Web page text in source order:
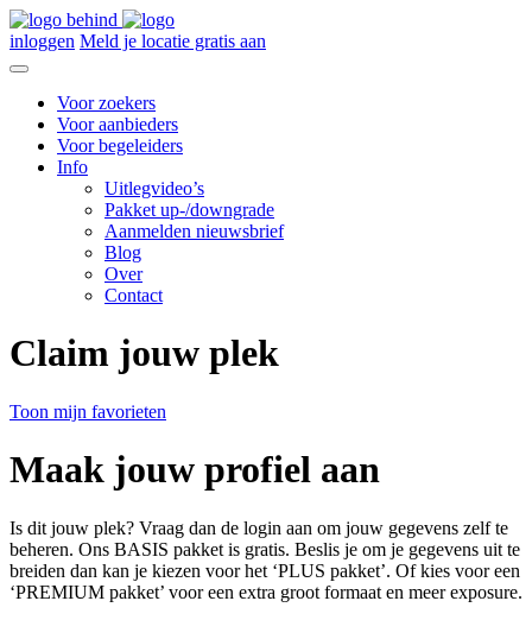
inloggen Meld je locatie gratis aan
Voor zoekers
Voor aanbieders
Voor begeleiders
Info
Uitlegvideo’s
Pakket up-/downgrade
Aanmelden nieuwsbrief
Blog
Over
Contact
Claim jouw plek
Toon mijn favorieten
Maak jouw profiel aan
Is dit jouw plek? Vraag dan de login aan om jouw gegevens zelf te
beheren. Ons BASIS pakket is gratis. Beslis je om je gegevens uit te
breiden dan kan je kiezen voor het ‘PLUS pakket’. Of kies voor een
‘PREMIUM pakket’ voor een extra groot formaat en meer exposure.